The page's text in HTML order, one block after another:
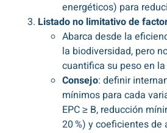
energéticos) para
Listado no limitativo de
Abarca desde la
la biodiversidad, pero
cuantifica su peso en
Consejo: definir
mínimos para cada
EPC ≥ B, reducción
20 %) y coeficientes de